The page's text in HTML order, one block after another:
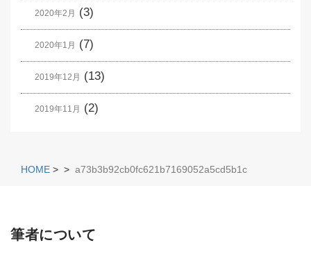
2020年2月 (3)
2020年1月 (7)
2019年12月 (13)
2019年11月 (2)
HOME > > a73b3b92cb0fc621b7169052a5cd5b1c
筆者について